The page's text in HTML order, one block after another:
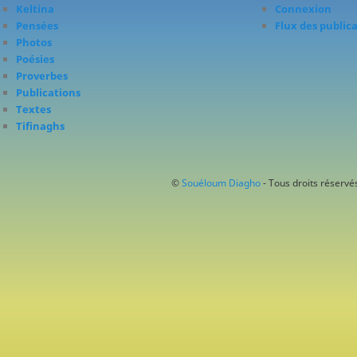
Keltina
Pensées
Photos
Poésies
Proverbes
Publications
Textes
Tifinaghs
Connexion
Flux des
© Souéloum Diagho- Tous droits